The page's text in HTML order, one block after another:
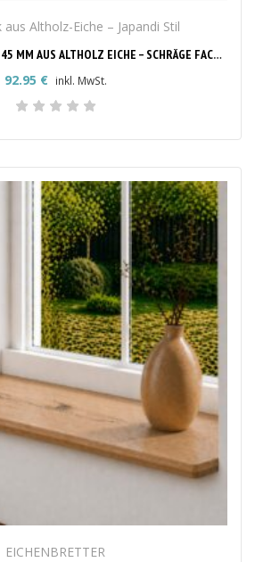
aus Altholz-Eiche – Japandi Stil
FENSTERBANK JAPANDI 45 MM AUS ALTHOLZ EICHE – SCHRÄGE FACETTKANTE & RUNDE ECKEN
92.95 € inkl. MwSt.
EICHENBRETTER